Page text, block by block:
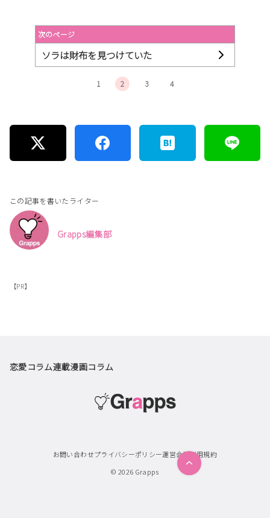
次のページ
ソラは財布を見つけていた
1 2 3 4
この記事を書いたライター
Grapps編集部
【PR】
恋愛コラム連載漫画コラム
お問い合わせプライバシーポリシー運営会社利用規約
© 2026 Grapps